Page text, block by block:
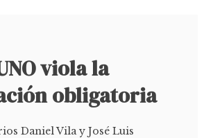
viola la
obligatoria
Daniel Vila y José Luis